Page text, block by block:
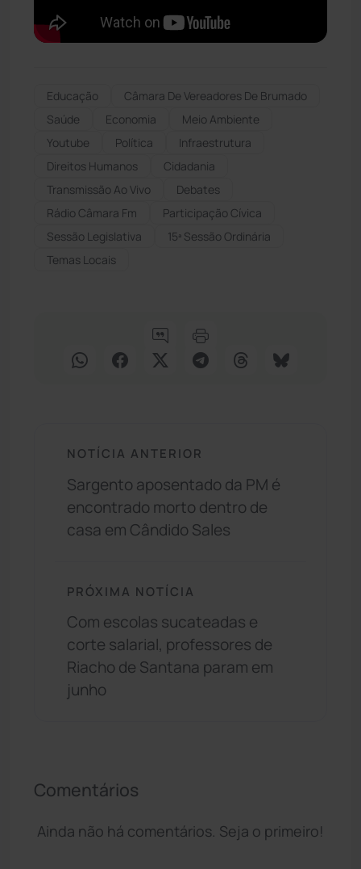
Educação
Câmara De Vereadores De Brumado
Saúde
Economia
Meio Ambiente
Youtube
Política
Infraestrutura
Direitos Humanos
Cidadania
Transmissão Ao Vivo
Debates
Rádio Câmara Fm
Participação Cívica
Sessão Legislativa
15ª Sessão Ordinária
Temas Locais
NOTÍCIA ANTERIOR
Sargento aposentado da PM é
encontrado morto dentro de
casa em Cândido Sales
PRÓXIMA NOTÍCIA
Com escolas sucateadas e
corte salarial, professores de
Riacho de Santana param em
junho
Comentários
Ainda não há comentários. Seja o primeiro!